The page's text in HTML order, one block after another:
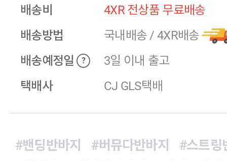
배송비
4XR 전상품 무료배송
배송방법
국내배송 / 4XR배송
배송예정일
?
3일 이내 출고
택배사
CJ GLS택배
#밴딩반바지 #버뮤다반바지
#스트링